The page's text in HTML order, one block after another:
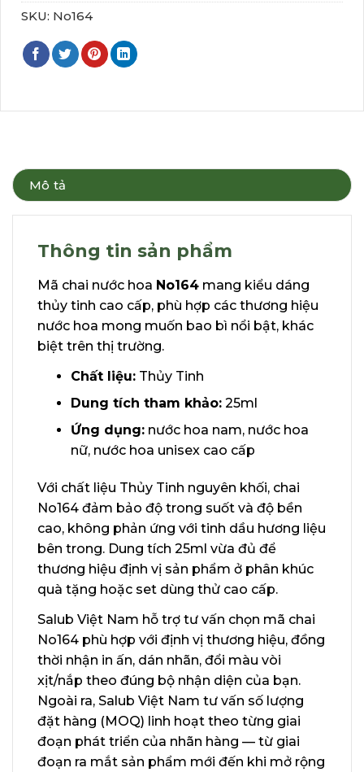
SKU: No164
Mô tả
Thông tin sản phẩm
Mã chai nước hoa No164 mang kiểu dáng
thủy tinh cao cấp, phù hợp các thương hiệu
nước hoa mong muốn bao bì nổi bật, khác
biệt trên thị trường.
Chất liệu:Thủy Tinh
Dung tích tham khảo:25ml
Ứng dụng:nước hoa nam, nước hoa
nữ, nước hoa unisex cao cấp
Với chất liệu Thủy Tinh nguyên khối, chai
No164 đảm bảo độ trong suốt và độ bền
cao, không phản ứng với tinh dầu hương liệu
bên trong. Dung tích 25ml vừa đủ để
thương hiệu định vị sản phẩm ở phân khúc
quà tặng hoặc set dùng thử cao cấp.
Salub Việt Nam hỗ trợ tư vấn chọn mã chai
No164 phù hợp với định vị thương hiệu, đồng
thời nhận in ấn, dán nhãn, đổi màu vòi
xịt/nắp theo đúng bộ nhận diện của bạn.
Ngoài ra, Salub Việt Nam tư vấn số lượng
đặt hàng (MOQ) linh hoạt theo từng giai
đoạn phát triển của nhãn hàng — từ giai
đoạn ra mắt sản phẩm mới đến khi mở rộng